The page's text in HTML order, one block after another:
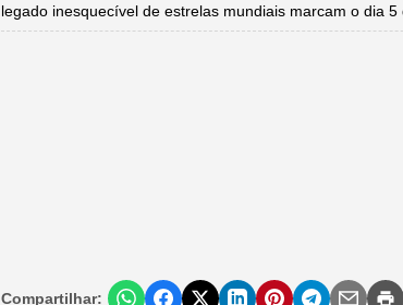
legado inesquecível de estrelas mundiais marcam o dia 5
Compartilhar: